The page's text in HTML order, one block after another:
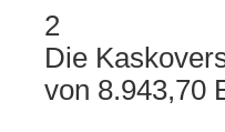
2
Die
von 8.943,70